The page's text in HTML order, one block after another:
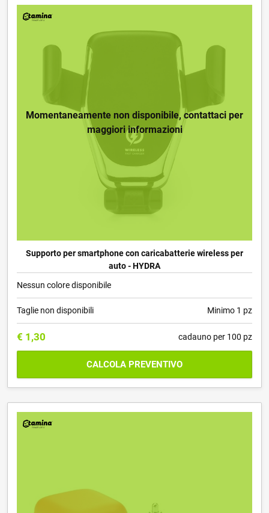
Momentaneamente non disponibile, contattaci per
maggiori informazioni
Supporto per smartphone con caricabatterie wireless per
auto - HYDRA
Nessun colore disponibile
Taglie non disponibili Minimo 1 pz
€ 1,30 cadauno per 100 pz
CALCOLA PREVENTIVO